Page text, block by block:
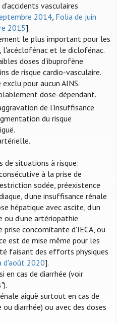
vasculaires
2014, Folia de juin
2015].
le plus important pour les
l'acéclofénac et le diclofénac.
doses d’ibuprofène
de risque cardio-vasculaire.
pour aucun AINS.
dose-dépendant.
de l'insuffisance
du risque
de situations à risque:
à la prise de
sodée, préexistence
d'une insuffisance rénale
hépatique avec ascite, d'un
ou d'une artériopathie
prise concomitante d'IECA, ou
est de mise même pour les
faisant des efforts physiques
d'août 2020].
en cas de diarrhée (voir
).
aiguë surtout en cas de
diarrhée) ou avec des doses